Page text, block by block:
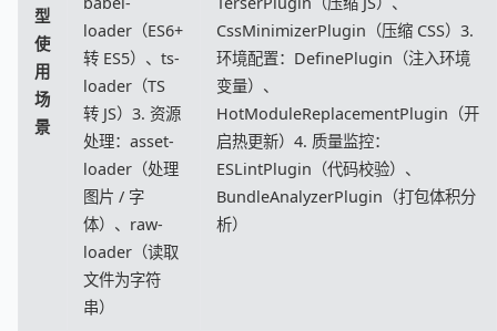
型
使
用
场
景
loader（ES6+
转 ES5）、ts-
loader（TS
转 JS）3. 资源
处理：asset-
loader（处理
图片 / 字
体）、raw-
loader（读取
文件为字符
串）
CssMinimizerPlugin（压缩 CSS）3.
环境配置：DefinePlugin（注入环境
变量）、
HotModuleReplacementPlugin（开
启热更新）4. 质量监控：
ESLintPlugin（代码校验）、
BundleAnalyzerPlugin（打包体积分
析）